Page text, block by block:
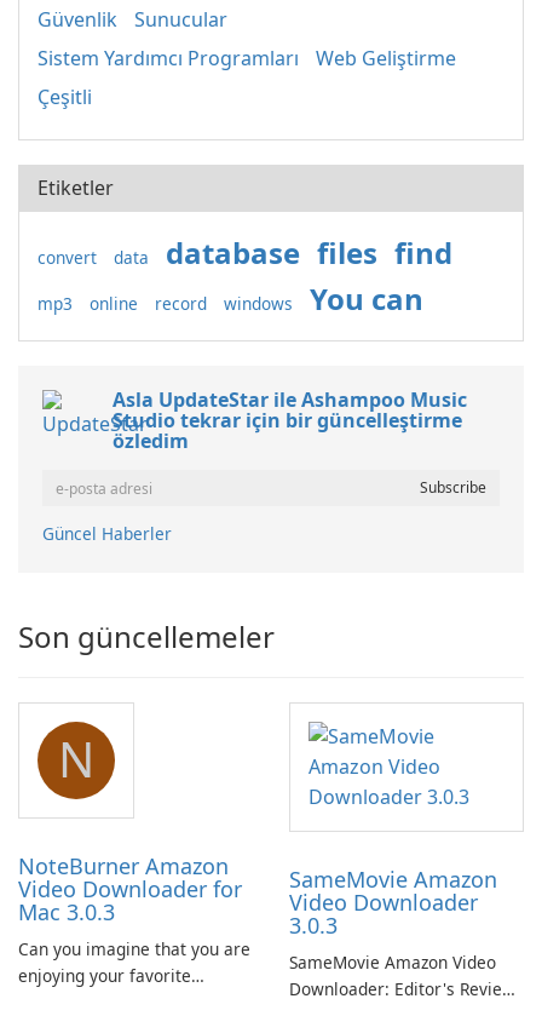
Güvenlik
Sunucular
Sistem Yardımcı Programları
Web Geliştirme
Çeşitli
Etiketler
convert data database files find
mp3 online record windows You can
Asla UpdateStar ile Ashampoo Music
Studio tekrar için bir güncelleştirme
özledim
Güncel Haberler
Son güncellemeler
N
NoteBurner Amazon
Video Downloader for
Mac 3.0.3
Can you imagine that you are
enjoying your favorite
SameMovie Amazon
Video Downloader
3.0.3
SameMovie Amazon Video
Downloader: Editor's Review